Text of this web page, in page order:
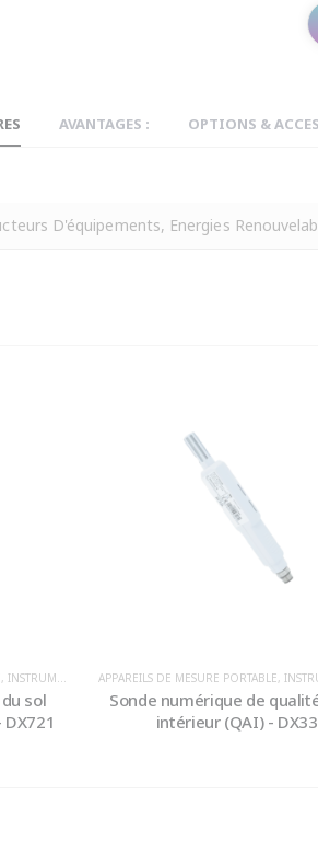
AVANTAGES : OPTIONS &
D'équipements, Energies
, INSTRUMENTATION
sol
APPAREILS DE MESURE PORTABLE,
Sonde numérique de
intérieur (QAI) -